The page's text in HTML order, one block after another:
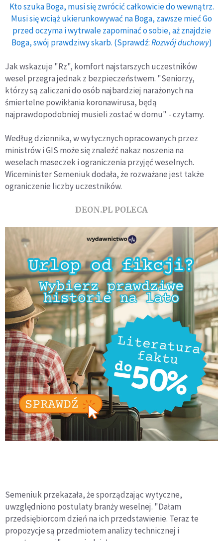
Kto szuka Boga, musi się zwrócić całkowicie do wewnątrz.
Musi się wciąż ukierunkowywać na Boga, zawsze mieć Go
przed oczyma i wytrwale zapominać o sobie, aż znajdzie
Boga, swój prawdziwy skarb. (Sprawdź:Rozwój duchowy)
Jak wskazuje "Rz", komfort najstarszych uczestników
wesel przegra jednak z bezpieczeństwem. "Seniorzy,
którzy są zaliczani do osób najbardziej narażonych na
śmiertelne powikłania koronawirusa, będą
najprawdopodobniej musieli zostać w domu" - czytamy.
Według dziennika, w wytycznych opracowanych przez
ministrów i GIS może się znaleźć nakaz noszenia na
weselach maseczek i ograniczenia przyjęć weselnych.
Wiceminister Semeniuk dodała, że rozważane jest także
ograniczenie liczby uczestników.
DEON.PL POLECA
Semeniuk przekazała, że sporządzając wytyczne,
uwzględniono postulaty branży weselnej. "Dałam
przedsiębiorcom dzień na ich przedstawienie. Teraz te
propozycje są przedmiotem analizy technicznej i